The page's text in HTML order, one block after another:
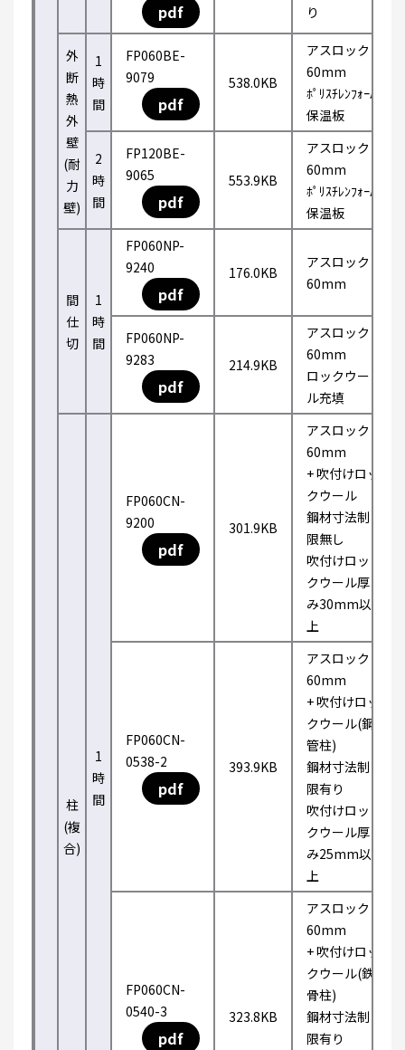
pdf
り
外
断
熱
外
壁
(耐
力
壁)
1
時
間
FP060BE-
9079
pdf
538.0KB
アスロック
60mm
ﾎﾟﾘｽﾁﾚﾝﾌｫｰﾑ
保温板
2
時
間
FP120BE-
9065
pdf
553.9KB
アスロック
60mm
ﾎﾟﾘｽﾁﾚﾝﾌｫｰﾑ
保温板
間
仕
切
1
時
間
FP060NP-
9240
pdf
176.0KB
アスロック
60mm
FP060NP-
9283
pdf
214.9KB
アスロック
60mm
ロックウー
ル充填
柱
(複
合)
1
時
間
FP060CN-
9200
pdf
301.9KB
アスロック
60mm
+ 吹付けロッ
クウール
鋼材寸法制
限無し
吹付けロッ
クウール厚
み30mm以
上
FP060CN-
0538-2
pdf
393.9KB
アスロック
60mm
+ 吹付けロッ
クウール(鋼
管柱)
鋼材寸法制
限有り
吹付けロッ
クウール厚
み25mm以
上
FP060CN-
0540-3
pdf
323.8KB
アスロック
60mm
+ 吹付けロッ
クウール(鉄
骨柱)
鋼材寸法制
限有り